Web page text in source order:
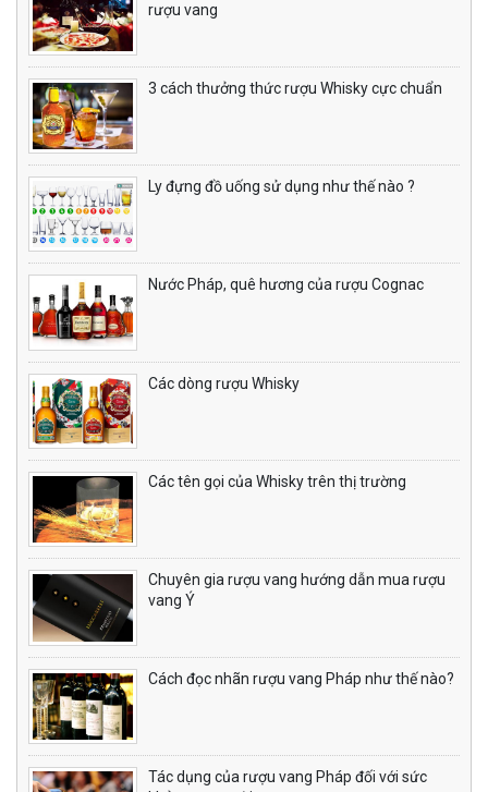
rượu vang
3 cách thưởng thức rượu Whisky cực chuẩn
Ly đựng đồ uống sử dụng như thế nào ?
Nước Pháp, quê hương của rượu Cognac
Các dòng rượu Whisky
Các tên gọi của Whisky trên thị trường
Chuyên gia rượu vang hướng dẫn mua rượu
vang Ý
Cách đọc nhãn rượu vang Pháp như thế nào?
Tác dụng của rượu vang Pháp đối với sức